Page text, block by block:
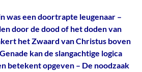
was een doortrapte leugenaar –
door de dood of het doden van
het Zwaard van Christus boven
kan de slangachtige logica
betekent opgeven – De noodzaak